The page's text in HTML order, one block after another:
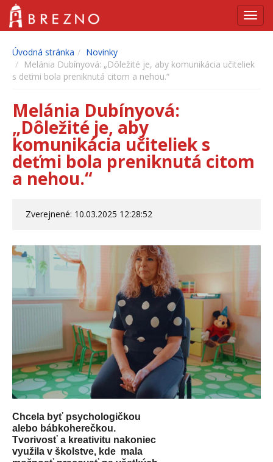
Úvodná stránka
Novinky
Melánia Dubínyová: „Dôležité je, aby komunikácia učiteliek
s deťmi bola preniknutá citom a nehou.“
Melánia Dubínyová:
„Dôležité je, aby
komunikácia učiteliek s
deťmi bola preniknutá citom
a nehou.“
Zverejnené: 10.03.2025 12:28:52
Chcela byť psychologičkou
alebo bábkoherečkou.
Tvorivosť a kreativitu nakoniec
využila v školstve, kde mala